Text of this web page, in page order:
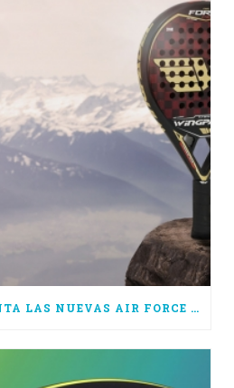
WINGPADEL PRESENTA LAS NUEVAS AIR FORCE 3.0